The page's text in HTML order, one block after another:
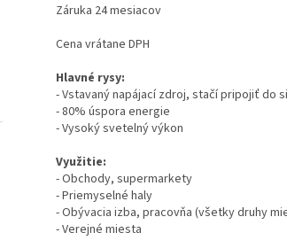
Záruka 24 mesiacov
Cena vrátane DPH
Hlavné rysy:
- Vstavaný napájací zdroj, stačí pripojiť do
- 80% úspora energie
- Vysoký svetelný výkon
Využitie:
- Obchody, supermarkety
- Priemyselné haly
- Obývacia izba, pracovňa (všetky druhy
- Verejné miesta